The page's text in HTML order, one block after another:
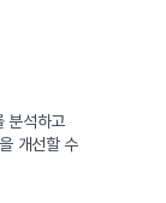
분석하고
개선할 수